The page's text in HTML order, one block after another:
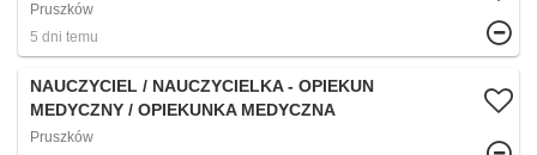
Pruszków
5 dni temu
NAUCZYCIEL / NAUCZYCIELKA - OPIEKUN
MEDYCZNY / OPIEKUNKA MEDYCZNA
Pruszków